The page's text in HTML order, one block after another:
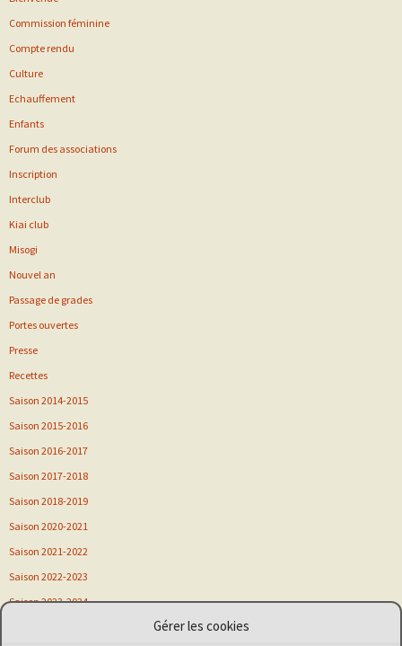
Gérer les cookies
Commission féminine
Compte rendu
Culture
Echauffement
Enfants
Forum des associations
Inscription
Interclub
Kiai club
Misogi
Nouvel an
Passage de grades
Portes ouvertes
Presse
Recettes
Saison 2014-2015
Saison 2015-2016
Saison 2016-2017
Saison 2017-2018
Saison 2018-2019
Saison 2020-2021
Saison 2021-2022
Saison 2022-2023
Saison 2023-2024